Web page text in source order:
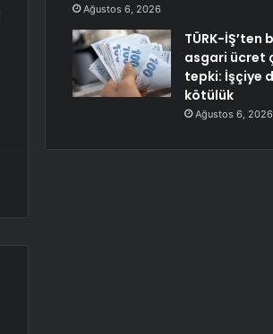
Ağustos 6, 2026
TÜRK-İŞ’ten
asgari ücret
tepki: İşçiye
kötülük
Ağustos 6, 2026